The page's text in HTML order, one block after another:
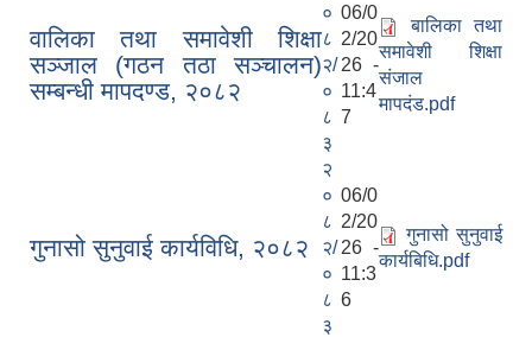
वालिका तथा समावेशी शिक्षा
सञ्जाल (गठन तठा सञ्चालन)
सम्बन्धी मापदण्ड, २०८२
०
८
२/
०
८
३
06/0
2/20
26 -
11:4
7
बालिका तथा
समावेशी शिक्षा
संजाल
मापदंड.pdf
गुनासो सुनुवाई कार्यविधि, २०८२
२
०
८
२/
०
८
३
06/0
2/20
26 -
11:3
6
गुनासो सुनुवाई
कार्यबिधि.pdf